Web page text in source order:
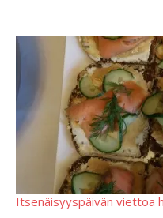
Itsenäisyyspäivän viettoa